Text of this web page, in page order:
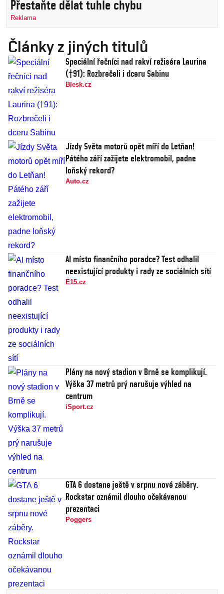
Přestaňte dělat tuhle chybu
Reklama
Články z jiných titulů
Speciální řečníci nad rakví režiséra Laurina
(†91): Rozbrečeli i dceru Sabinu
Blesk.cz
Jízdy Světa motorů opět míří do Letňan!
Pátého září zažijete elektromobil, padne
loňský rekord?
Auto.cz
AI místo finančního poradce? Test odhalil
neexistující produkty i rady ze sociálních sítí
E15.cz
Plány na nový stadion v Brně se komplikují.
Výška 37 metrů prý narušuje výhled na
centrum
iSport.cz
GTA 6 dostane ještě v srpnu nové záběry.
Rockstar oznámil dlouho očekávanou
prezentaci
Poggers